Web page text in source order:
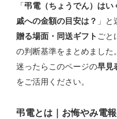
「 弔電（ちょうでん）はい
戚への金額の目安は？ 」と
贈る場面・同送ギフト ごと
の判断基準をまとめました。
迷ったらこのページの早見
をご活用ください。
弔電とは｜お悔やみ電